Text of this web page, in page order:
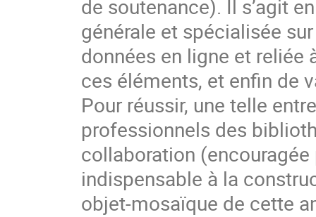
de soutenance). Il s’agit
générale et spécialisée
données en ligne et reliée
ces éléments, et enfin de
Pour réussir, une telle
professionnels des
collaboration (encouragée
indispensable à la
objet-mosaïque de cette